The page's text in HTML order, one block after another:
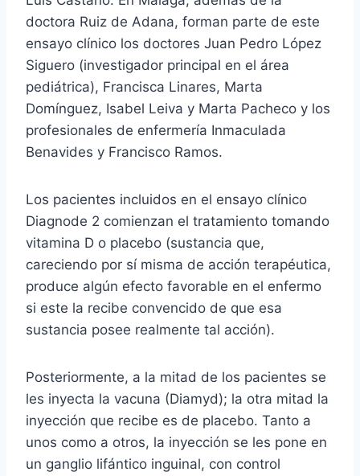
doctora Ruiz de Adana, forman parte de este
ensayo clínico los doctores Juan Pedro López
Siguero (investigador principal en el área
pediátrica), Francisca Linares, Marta
Domínguez, Isabel Leiva y Marta Pacheco y los
profesionales de enfermería Inmaculada
Benavides y Francisco Ramos.
Los pacientes incluidos en el ensayo clínico
Diagnode 2 comienzan el tratamiento tomando
vitamina D o placebo (sustancia que,
careciendo por sí misma de acción terapéutica,
produce algún efecto favorable en el enfermo
si este la recibe convencido de que esa
sustancia posee realmente tal acción).
Posteriormente, a la mitad de los pacientes se
les inyecta la vacuna (Diamyd); la otra mitad la
inyección que recibe es de placebo. Tanto a
unos como a otros, la inyección se les pone en
un ganglio lifántico inguinal, con control